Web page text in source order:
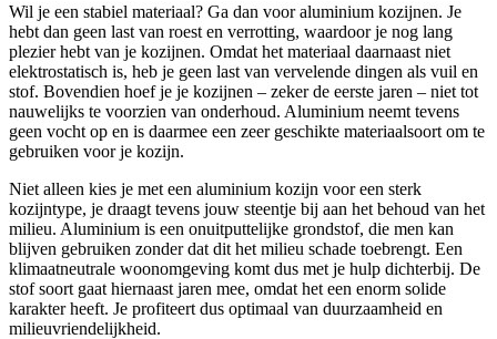
Wil je een stabiel materiaal? Ga dan voor aluminium kozijnen. Je
hebt dan geen last van roest en verrotting, waardoor je nog lang
plezier hebt van je kozijnen. Omdat het materiaal daarnaast niet
elektrostatisch is, heb je geen last van vervelende dingen als vuil en
stof. Bovendien hoef je je kozijnen – zeker de eerste jaren – niet tot
nauwelijks te voorzien van onderhoud. Aluminium neemt tevens
geen vocht op en is daarmee een zeer geschikte materiaalsoort om te
gebruiken voor je kozijn.
Niet alleen kies je met een aluminium kozijn voor een sterk
kozijntype, je draagt tevens jouw steentje bij aan het behoud van het
milieu. Aluminium is een onuitputtelijke grondstof, die men kan
blijven gebruiken zonder dat dit het milieu schade toebrengt. Een
klimaatneutrale woonomgeving komt dus met je hulp dichterbij. De
stof soort gaat hiernaast jaren mee, omdat het een enorm solide
karakter heeft. Je profiteert dus optimaal van duurzaamheid en
milieuvriendelijkheid.